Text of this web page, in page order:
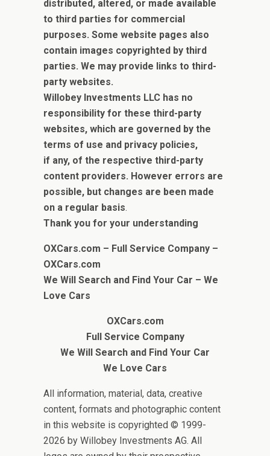
distributed, altered, or made available
to third parties for commercial
purposes. Some website pages also
contain images copyrighted by third
parties. We may provide links to third-
party websites.
Willobey Investments LLC has no
responsibility for these third-party
websites, which are governed by the
terms of use and privacy policies,
if any, of the respective third-party
content providers. However errors are
possible, but changes are been made
on a regular basis.
Thank you for your understanding
OXCars.com – Full Service Company –
OXCars.com
We Will Search and Find Your Car – We
Love Cars
OXCars.com
Full Service Company
We Will Search and Find Your Car
We Love Cars
All information, material, data, creative
content, formats and photographic content
in this website is copyrighted © 1999-
2026 by Willobey Investments AG. All